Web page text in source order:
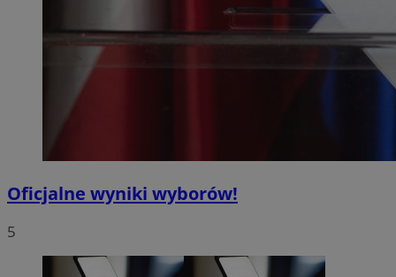
Oficjalne wyniki wyborów!
5